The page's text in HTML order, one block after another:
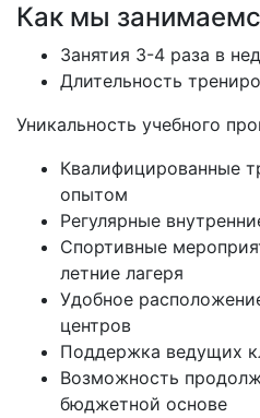
Как мы
Занятия 3-4 раза в
Длительность
Уникальность учебного
Квалифицированные
опытом
Регулярные
Спортивные
летние лагеря
Удобное
центров
Поддержка ведущих
Возможность
бюджетной основе